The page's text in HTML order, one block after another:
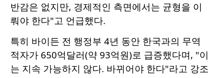
반감은 없지만, 경제적인 측면에서는 균형을 이
뤄야 한다"고 언급했다.
특히 바이든 전 행정부 4년 동안 한국과의 무역
적자가 650억달러(약 93억원)로 급증했다며, "이
는 지속 가능하지 않다. 바뀌어야 한다"라고 강조